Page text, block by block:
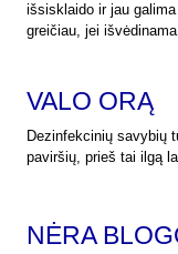
išsisklaido ir jau
greičiau, jei
VALO ORĄ
Dezinfekcinių savybių
paviršių, prieš tai ilgą
NĖRA